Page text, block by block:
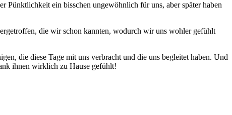
ein bisschen ungewöhnlich für uns, aber später haben
die wir schon kannten, wodurch wir uns wohler gefühlt
die diese Tage mit uns verbracht und die uns begleitet haben. Und
ihnen wirklich zu Hause gefühlt!